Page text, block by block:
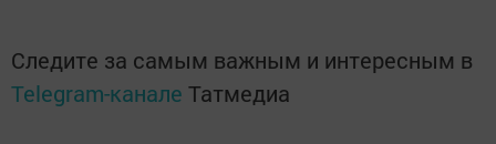
Следите за самым важным и интересным в
Telegram-канале Татмедиа